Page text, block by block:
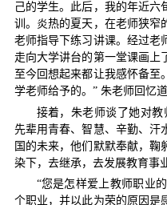
己的学生。此后，我的年近
训。炎热的夏天，在老师狭窄
老师指导下练习讲课。经过老
走向大学讲台的第一堂课画上
至今回想起来都让我感怀备至
学老师给予的。” 朱老师回忆道
接着，朱老师谈了她对
先辈用青春、智慧、辛勤、汗
国的未来，他们默默奉献，
染下，去继承，去发展教育事
“您是怎样爱上教师职业
个职业，并以此为荣的原因是